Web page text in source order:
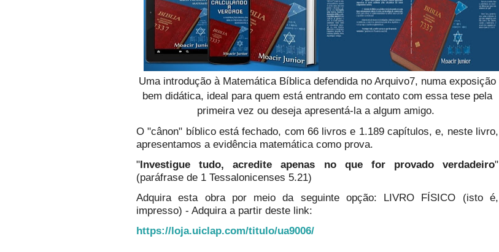
Uma introdução à Matemática Bíblica defendida no Arquivo7, numa exposição
bem didática, ideal para quem está entrando em contato com essa tese pela
primeira vez ou deseja apresentá-la a algum amigo.
O "cânon" bíblico está fechado, com 66 livros e 1.189 capítulos, e, neste livro,
apresentamos a evidência matemática como prova.
"Investigue tudo, acredite apenas no que for provado verdadeiro"
(paráfrase de 1 Tessalonicenses 5.21)
Adquira esta obra por meio da seguinte opção: LIVRO FÍSICO (isto é,
impresso) - Adquira a partir deste link:
https://loja.uiclap.com/titulo/ua9006/